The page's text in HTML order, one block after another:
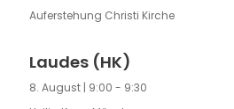
Auferstehung Christi Kirche
Laudes (HK)
8. August | 9:00 - 9:30